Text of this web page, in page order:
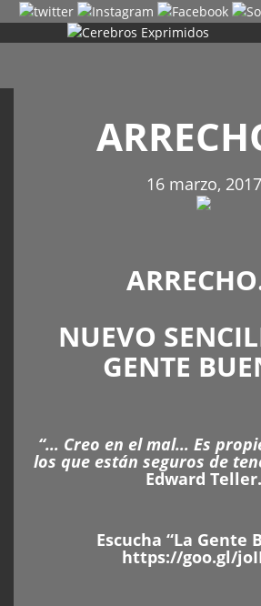
16 marzo, 2017
NUEVO
GENTE
“… Creo en el mal… Es
los que están seguros de
Edward Teller.
Escucha “La Gente
https://goo.gl/